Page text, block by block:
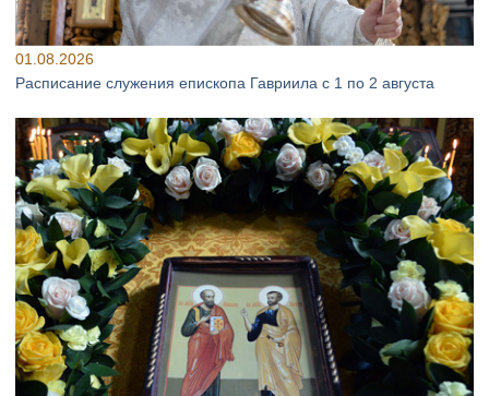
01.08.2026
Расписание служения епископа Гавриила с 1 по 2 августа